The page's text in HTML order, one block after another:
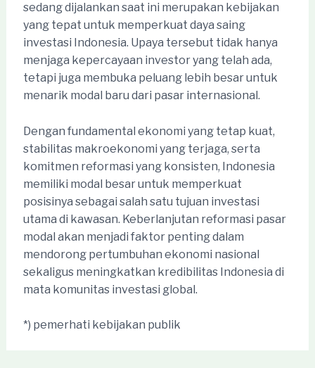
sedang dijalankan saat ini merupakan kebijakan
yang tepat untuk memperkuat daya saing
investasi Indonesia. Upaya tersebut tidak hanya
menjaga kepercayaan investor yang telah ada,
tetapi juga membuka peluang lebih besar untuk
menarik modal baru dari pasar internasional.
Dengan fundamental ekonomi yang tetap kuat,
stabilitas makroekonomi yang terjaga, serta
komitmen reformasi yang konsisten, Indonesia
memiliki modal besar untuk memperkuat
posisinya sebagai salah satu tujuan investasi
utama di kawasan. Keberlanjutan reformasi pasar
modal akan menjadi faktor penting dalam
mendorong pertumbuhan ekonomi nasional
sekaligus meningkatkan kredibilitas Indonesia di
mata komunitas investasi global.
*) pemerhati kebijakan publik